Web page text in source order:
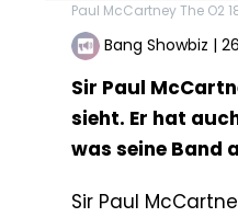
Paul McCartney The O2
Bang Showbiz |
Sir Paul
sieht. Er hat
was seine Band
Sir Paul